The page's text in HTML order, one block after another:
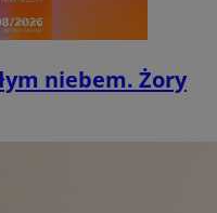
niebem. Żory